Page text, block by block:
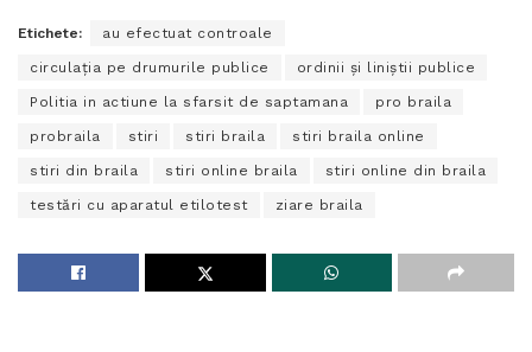
Etichete: au efectuat controale
circulaţia pe drumurile publice ordinii şi liniştii publice
Politia in actiune la sfarsit de saptamana pro braila
probraila stiri stiri braila stiri braila online
stiri din braila stiri online braila stiri online din braila
testări cu aparatul etilotest ziare braila